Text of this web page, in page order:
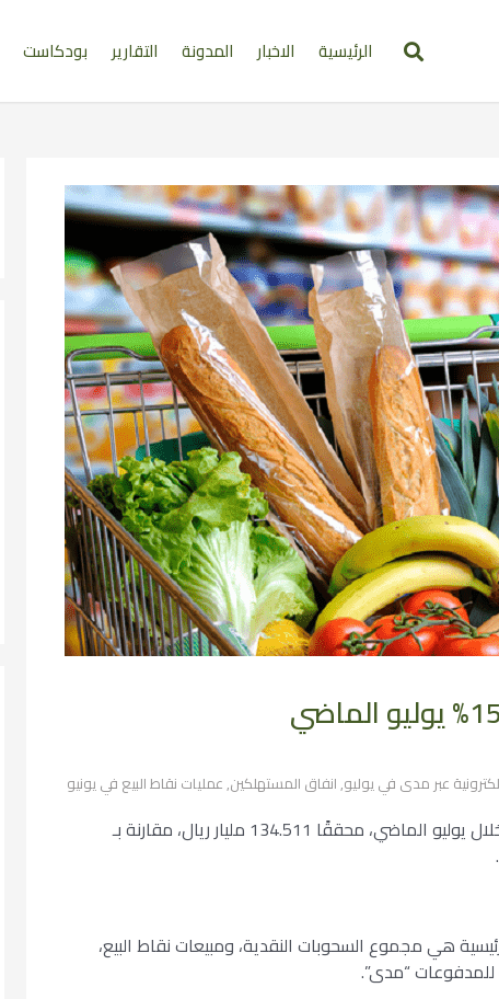
الرئيسية الاخبار المدونة التقارير بودكاست
عبر مدى في يوليو,انفاق المستهلكين,عمليات نقاط البيع في يونيو
سجل إنفاق المستهلكين في السعودية نموًا سنويًا 15% خلال يوليو الماضي، محققًا 134.511 مليار ريال، مقارنة بـ
هي مجموع السحوبات النقدية، ومبيعات نقاط البيع،
للمدفوعات “مدى”.